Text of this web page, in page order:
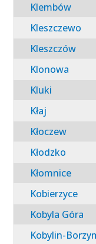
Klembów
Kleszczewo
Kleszczów
Klonowa
Kluki
Kłaj
Kłoczew
Kłodzko
Kłomnice
Kobierzyce
Kobyla Góra
Kobylin-